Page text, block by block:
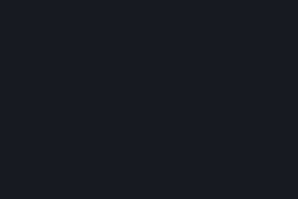
Když si ve službě Steam zakoupíte
vydání, podmínka pro vrácení peněz v
strávených v tomto produktu začne
beta testování), zatímco 14denní lhůta
běžet až od data vydání. Když si tedy
odehraný čas bude počítán do limitu
předobjednáte hru, která bude
(ne dříve), můžete o vrácení peněz
přičemž s vydáním začnou platit